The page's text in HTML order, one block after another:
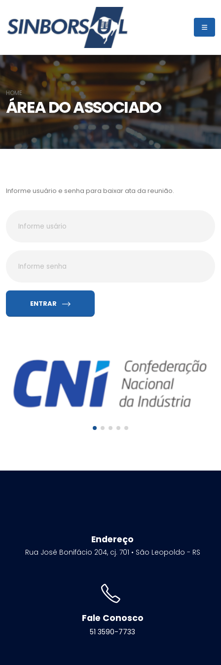
ÁREA DO ASSOCIADO
HOME
Informe usuário e senha para baixar ata da reunião.
ENTRAR
Endereço
Rua José Bonifácio 204, cj. 701 • São Leopoldo - RS
Fale Conosco
51 3590-7733